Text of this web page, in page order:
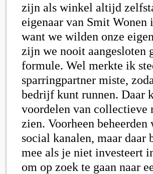
zijn als winkel altijd
eigenaar van Smit Wonen
want we wilden onze
zijn we nooit aangesloten
formule. Wel merkte ik
sparringpartner miste,
bedrijf kunt runnen. Daar
voordelen van collectieve
zien. Voorheen
social kanalen, maar daar
mee als je niet investeert
om op zoek te gaan naar